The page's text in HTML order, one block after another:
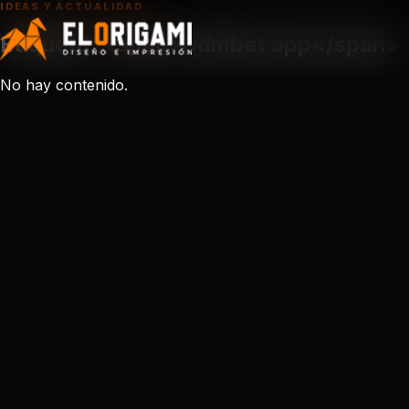
IDEAS Y ACTUALIDAD
Etiqueta: <span>bdmbet app</span>
No hay contenido.